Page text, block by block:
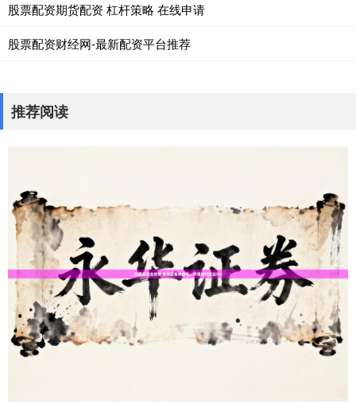
股票配资期货配资 杠杆策略 在线申请
股票配资财经网-最新配资平台推荐
推荐阅读